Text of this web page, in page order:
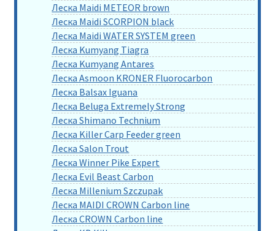
Леска Maidi METEOR brown
Леска Maidi SCORPION black
Леска Maidi WATER SYSTEM green
Леска Kumyang Tiagra
Леска Kumyang Antares
Леска Asmoon KRONER Fluorocarbon
Леска Balsax Iguana
Леска Beluga Extremely Strong
Леска Shimano Technium
Леска Killer Carp Feeder green
Леска Salon Trout
Леска Winner Pike Expert
Леска Evil Beast Carbon
Леска Millenium Szczupak
Леска MAIDI CROWN Carbon line
Леска CROWN Carbon line